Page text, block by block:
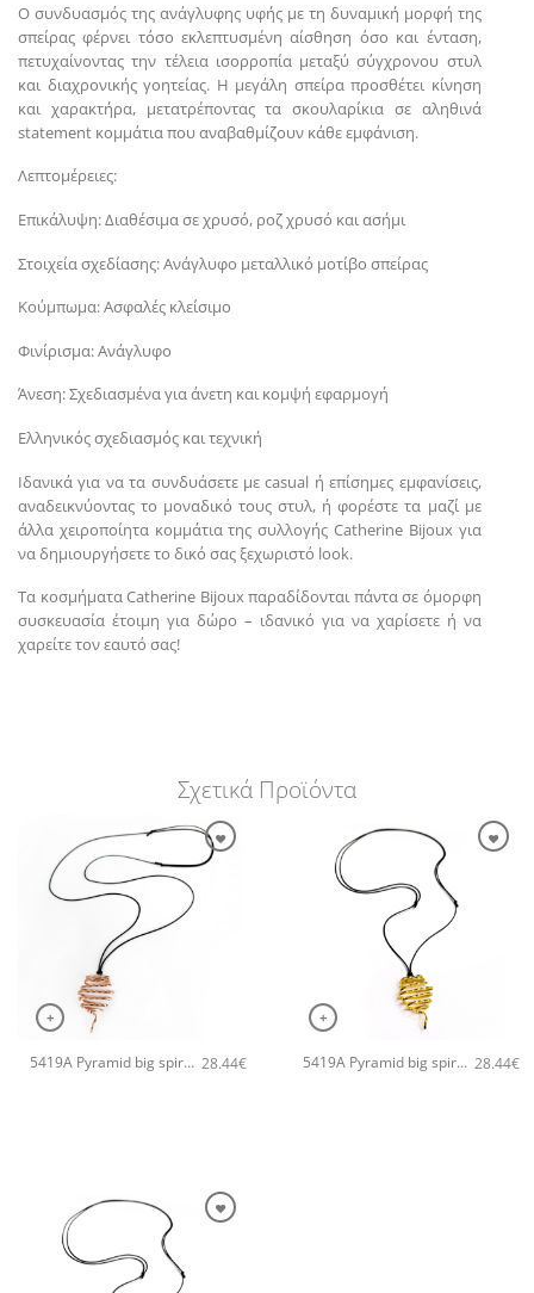
Ο συνδυασμός της ανάγλυφης υφής με τη δυναμική μορφή της
σπείρας φέρνει τόσο εκλεπτυσμένη αίσθηση όσο και ένταση,
πετυχαίνοντας την τέλεια ισορροπία μεταξύ σύγχρονου στυλ
και διαχρονικής γοητείας. Η μεγάλη σπείρα προσθέτει κίνηση
και χαρακτήρα, μετατρέποντας τα σκουλαρίκια σε αληθινά
statement κομμάτια που αναβαθμίζουν κάθε εμφάνιση.
Λεπτομέρειες:
Επικάλυψη: Διαθέσιμα σε χρυσό, ροζ χρυσό και ασήμι
Στοιχεία σχεδίασης: Ανάγλυφο μεταλλικό μοτίβο σπείρας
Κούμπωμα: Ασφαλές κλείσιμο
Φινίρισμα: Ανάγλυφο
Άνεση: Σχεδιασμένα για άνετη και κομψή εφαρμογή
Ελληνικός σχεδιασμός και τεχνική
Ιδανικά για να τα συνδυάσετε με casual ή επίσημες εμφανίσεις,
αναδεικνύοντας το μοναδικό τους στυλ, ή φορέστε τα μαζί με
άλλα χειροποίητα κομμάτια της συλλογής Catherine Bijoux για
να δημιουργήσετε το δικό σας ξεχωριστό look.
Τα κοσμήματα Catherine Bijoux παραδίδονται πάντα σε όμορφη
συσκευασία έτοιμη για δώρο – ιδανικό για να χαρίσετε ή να
χαρείτε τον εαυτό σας!
Σχετικά Προϊόντα
+
5419A Pyramid big spiral pendant χειροποίητο κολιέ Catherine bijoux Ροζ χρυσό 28.44€
+
5419A Pyramid big spiral pendant χειροποίητο κολιέ Catherine bijoux Χρυσό 28.44€